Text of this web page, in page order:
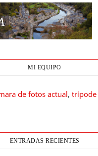
MI EQUIPO
de fotos actual, trípode
ENTRADAS RECIENTES